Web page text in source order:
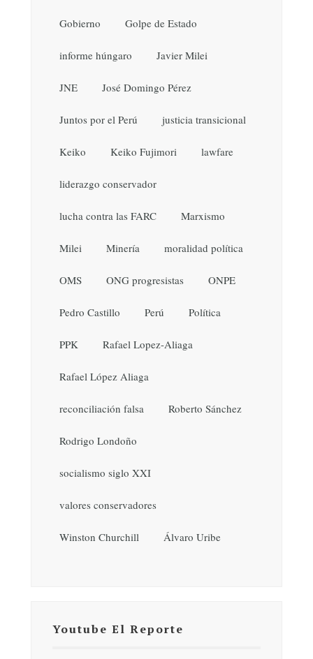
Gobierno Golpe de Estado
informe húngaro Javier Milei
JNE José Domingo Pérez
Juntos por el Perú justicia transicional
Keiko Keiko Fujimori lawfare
liderazgo conservador
lucha contra las FARC Marxismo
Milei Minería moralidad política
OMS ONG progresistas ONPE
Pedro Castillo Perú Política
PPK Rafael Lopez-Aliaga
Rafael López Aliaga
reconciliación falsa Roberto Sánchez
Rodrigo Londoño
socialismo siglo XXI
valores conservadores
Winston Churchill Álvaro Uribe
Youtube El Reporte